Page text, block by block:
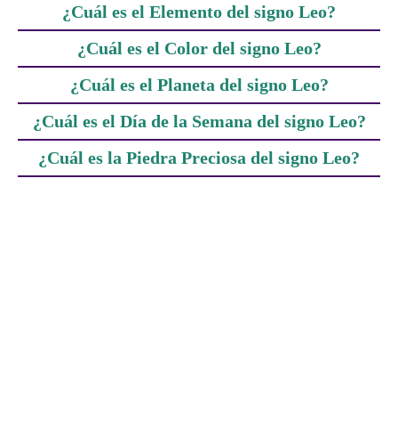
¿Cuál es el Elemento del signo Leo?
¿Cuál es el Color del signo Leo?
¿Cuál es el Planeta del signo Leo?
¿Cuál es el Día de la Semana del signo Leo?
¿Cuál es la Piedra Preciosa del signo Leo?